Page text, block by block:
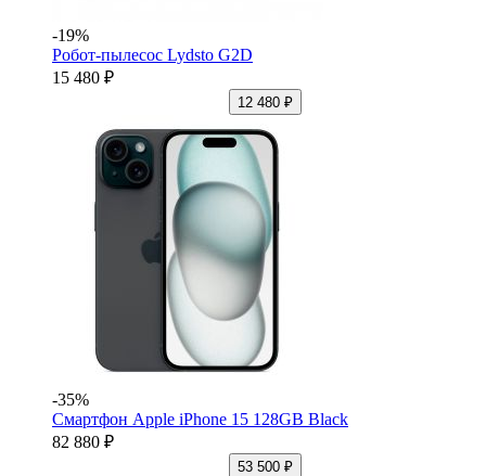
-19%
Робот-пылесос Lydsto G2D
15 480 ₽
12 480 ₽
-35%
Смартфон Apple iPhone 15 128GB Black
82 880 ₽
53 500 ₽